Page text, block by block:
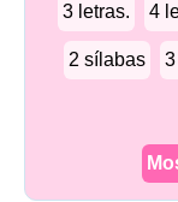
3 letras. 4
2 sílabas